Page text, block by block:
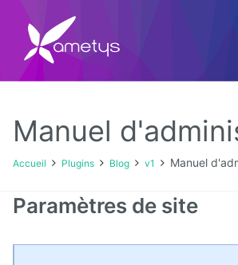
Plugins
NTLM
Manuel
Accueil Plugins Blog v1 Manuel
Paramètres de site